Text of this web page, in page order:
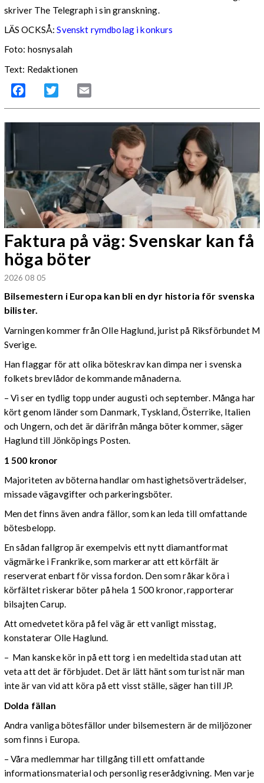
skriver The Telegraph i sin granskning.
LÄS OCKSÅ: Svenskt rymdbolag i konkurs
Foto: hosnysalah
Text: Redaktionen
Facebook Twitter
Faktura på väg: Svenskar kan få
höga böter
2026 08 05
Bilsemestern i Europa kan bli en dyr historia för svenska
bilister.
Varningen kommer från Olle Haglund, jurist på Riksförbundet M
Sverige.
Han flaggar för att olika böteskrav kan dimpa ner i svenska
folkets brevlådor de kommande månaderna.
– Vi ser en tydlig topp under augusti och september. Många har
kört genom länder som Danmark, Tyskland, Österrike, Italien
och Ungern, och det är därifrån många böter kommer, säger
Haglund till Jönköpings Posten.
1 500 kronor
Majoriteten av böterna handlar om hastighetsöverträdelser,
missade vägavgifter och parkeringsböter.
Men det finns även andra fällor, som kan leda till omfattande
bötesbelopp.
En sådan fallgrop är exempelvis ett nytt diamantformat
vägmärke i Frankrike, som markerar att ett körfält är
reserverat enbart för vissa fordon. Den som råkar köra i
körfältet riskerar böter på hela 1 500 kronor, rapporterar
bilsajten Carup.
Att omedvetet köra på fel väg är ett vanligt misstag,
konstaterar Olle Haglund.
– Man kanske kör in på ett torg i en medeltida stad utan att
veta att det är förbjudet. Det är lätt hänt som turist när man
inte är van vid att köra på ett visst ställe, säger han till JP.
Dolda fällan
Andra vanliga bötesfällor under bilsemestern är de miljözoner
som finns i Europa.
– Våra medlemmar har tillgång till ett omfattande
informationsmaterial och personlig reserådgivning. Men varje